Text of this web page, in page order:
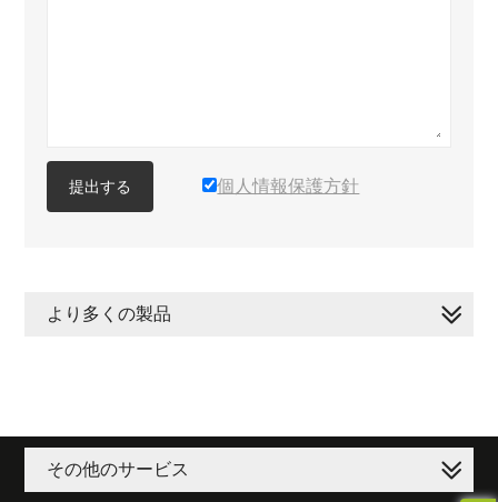
提出する 個人情報保護方針
より多くの製品
その他のサービス